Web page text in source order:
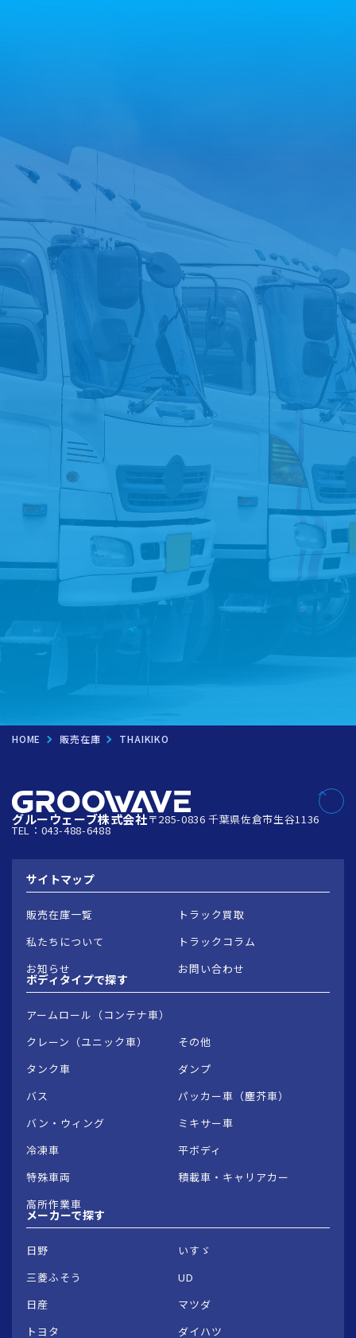
今すぐ電話する
お問い合わせフォームへ
LINEでお問い合わせ
トラック買取を
HOME 販売在庫 THAIKIKO
グルーウェーブ株式会社〒285-0836 千葉県佐倉市生谷1136
TEL：043-488-6488
サイトマップ
販売在庫一覧
トラック買取
私たちについて
トラックコラム
お知らせ
お問い合わせ
ボディタイプで探す
アームロール（コンテナ車）
クレーン（ユニック車）
その他
タンク車
ダンプ
バス
パッカー車（塵芥車）
バン・ウィング
ミキサー車
冷凍車
平ボディ
特殊車両
積載車・キャリアカー
高所作業車
メーカーで探す
日野
いすゞ
三菱ふそう
UD
日産
マツダ
トヨタ
ダイハツ